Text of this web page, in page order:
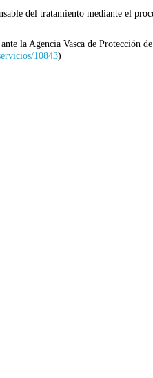
del tratamiento mediante el
la Agencia Vasca de Protección
10843)